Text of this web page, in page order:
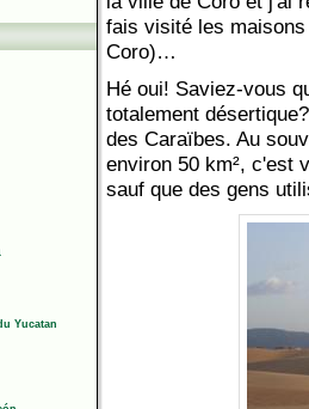
fais visité les
Coro)…
Hé oui! Saviez-vous
totalement
des Caraïbes. Au
environ 50 km², c'est
sauf que des gens
Yucatan